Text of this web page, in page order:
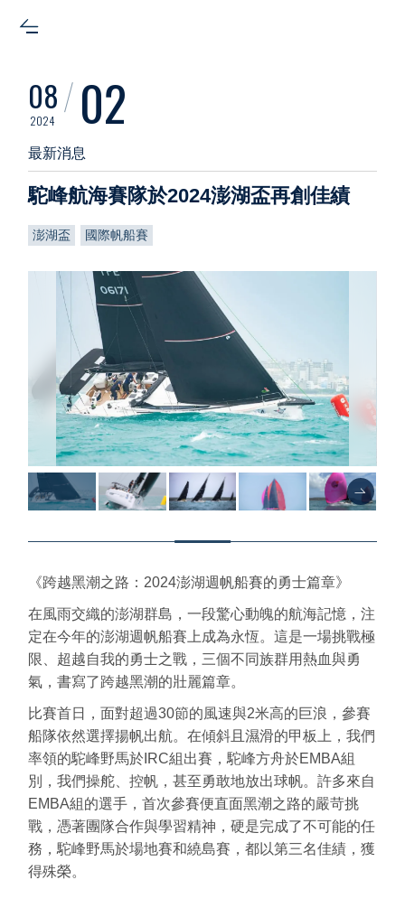
2024
08 02
最新消息
駝峰航海賽隊於2024澎湖盃再創佳績
澎湖盃 國際帆船賽
《跨越黑潮之路：2024澎湖週帆船賽的勇士篇章》
在風雨交織的澎湖群島，一段驚心動魄的航海記憶，注
定在今年的澎湖週帆船賽上成為永恆。這是一場挑戰極
限、超越自我的勇士之戰，三個不同族群用熱血與勇
氣，書寫了跨越黑潮的壯麗篇章。
比賽首日，面對超過30節的風速與2米高的巨浪，參賽
船隊依然選擇揚帆出航。在傾斜且濕滑的甲板上，我們
率領的駝峰野馬於IRC組出賽，駝峰方舟於EMBA組
別，我們操舵、控帆，甚至勇敢地放出球帆。許多來自
EMBA組的選手，首次參賽便直面黑潮之路的嚴苛挑
戰，憑著團隊合作與學習精神，硬是完成了不可能的任
務，駝峰野馬於場地賽和繞島賽，都以第三名佳績，獲
得殊榮。